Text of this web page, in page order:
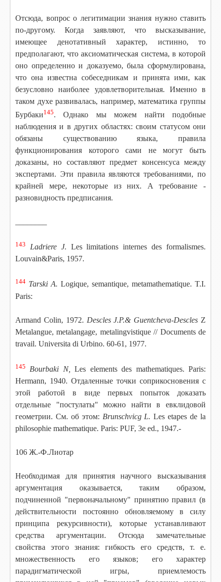
Отсюда, вопрос о легитимации знания нужно ставить
по-другому. Когда заявляют, что высказывание,
имеющее денотативный характер, истинно, то
предполагают, что аксиоматическая система, в которой
оно определенно и доказуемо, была сформулирована,
что она известна собеседникам и принята ими, как
безусловно наиболее удовлетворительная. Именно в
таком духе развивалась, например, математика группы
Бурбаки145. Однако мы можем найти подобные
наблюдения и в других областях: своим статусом они
обязаны существованию языка, правила
функционирования которого сами не могут быть
доказаны, но составляют предмет консенсуса между
экспертами. Эти правила являются требованиями, по
крайней мере, некоторые из них. А требование -
разновидность предписания.
143 Ladriere J. Les limitations internes des formalismes.
Louvain&Paris, 1957.
144 Tarski A. Logique, semantique, metamathematique. T.I.
Paris:
Armand Colin, 1972. Descles J.P.& Guentcheva-Descles Z
Metalangue, metalangage, metalingvistique // Documents de
travail. Universita di Urbino. 60-61, 1977.
145 Bourbaki N,
Les elements des mathematiques. Paris:
Hermann, 1940. Отдаленные точки соприкосновения с
этой работой в виде первых попыток доказать
отдельные "постулаты" можно найти в евклидовой
геометрии. См. об этом: Brunschvicg L. Les etapes de la
philosophie mathematique. Paris: PUF, 3e ed., 1947.-
106 Ж.-Ф.Лиотар
Необходимая для принятия научного высказывания
аргументация оказывается, таким образом,
подчиненной "первоначальному" принятию правил (в
действительности постоянно обновляемому в силу
принципа рекурсивности), которые устанавливают
средства аргументации. Отсюда замечательные
свойства этого знания: гибкость его средств, т. е.
множественность его языков; его характер
парадигматической игры, приемлемость